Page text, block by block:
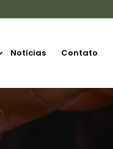
Notícias Contato